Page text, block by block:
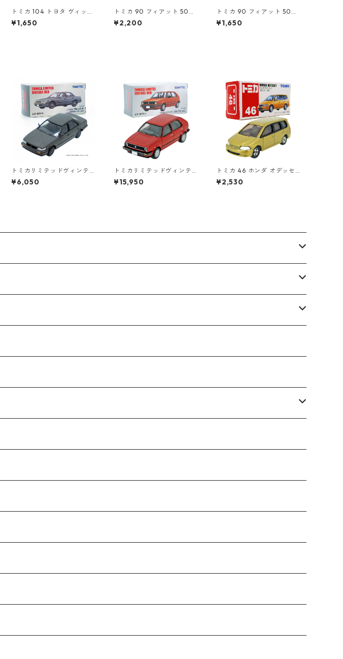
トミカ 104 トヨタ ヴィッツ
#10392507
¥1,650
トミカ 90 フィアット 500
（初回特別カラー）#10471
080
¥2,200
トミカ 90 フィアット 500
#10471011
¥1,650
トミカリミテッドヴィンテ
ージネオ LV-N11b ニッサン
ブルーバード 2.0SSS アテー
¥6,050
トミカリミテッドヴィンテ
ージネオ LV-N71a フォルク
スワーゲン ゴルフⅡ CLi #3
¥15,950
トミカ 46 ホンダ オデッセ
イ #10543985
¥2,530